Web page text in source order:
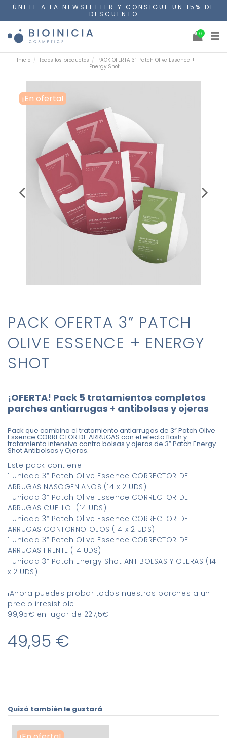
ÚNETE A LA NEWSLETTER Y CONSIGUE UN 15% DE
DESCUENTO
0
Inicio Todos los productos
PACK OFERTA 3” Patch Olive Essence +
Energy Shot
¡En oferta!
PACK OFERTA 3” PATCH
OLIVE ESSENCE + ENERGY
SHOT
¡OFERTA! Pack 5 tratamientos completos
parches antiarrugas + antibolsas y ojeras
Pack que combina el tratamiento antiarrugas de 3” Patch Olive
Essence CORRECTOR DE ARRUGAS con el efecto flash y
tratamiento intensivo contra bolsas y ojeras de 3” Patch Energy
Shot Antibolsas y Ojeras.
Este pack contiene
1 unidad 3” Patch Olive Essence CORRECTOR DE
ARRUGAS NASOGENIANOS (14 x 2 UDS)
1 unidad 3” Patch Olive Essence CORRECTOR DE
ARRUGAS CUELLO (14 UDS)
1 unidad 3” Patch Olive Essence CORRECTOR DE
ARRUGAS CONTORNO OJOS (14 x 2 UDS)
1 unidad 3” Patch Olive Essence CORRECTOR DE
ARRUGAS FRENTE (14 UDS)
1 unidad 3” Patch Energy Shot ANTIBOLSAS Y OJERAS (14
x 2 UDS)
¡Ahora puedes probar todos nuestros parches a un
precio irresistible!
99,95€ en lugar de 227,5€
49,95 €
Quizá también le gustará